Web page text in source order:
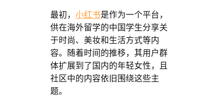
最初， 小红书是作为一个平台，
供在海外留学的中国学生分享关
于时尚、美妆和生活方式等内
容。随着时间的推移，其用户群
体扩展到了国内的年轻女性，且
社区中的内容依旧围绕这些主
题。